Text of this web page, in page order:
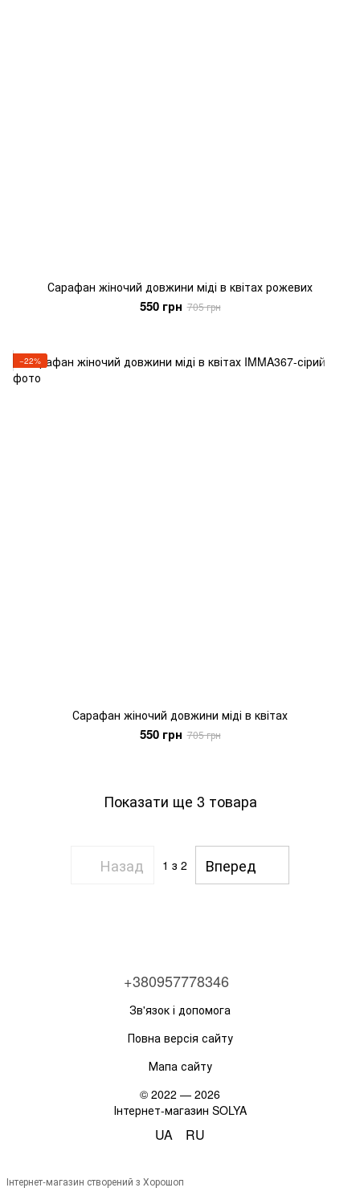
Сарафан жіночий довжини міді в квітах рожевих
550 грн 705 грн
−22%
Сарафан жіночий довжини міді в квітах
550 грн 705 грн
Показати ще 3 товара
Назад 1 з 2 Вперед
+380957778346
Зв'язок і допомога
Повна версія сайту
Мапа сайту
© 2022 — 2026
Інтернет-магазин SOLYA
UA RU
Інтернет-магазин створений з Хорошоп